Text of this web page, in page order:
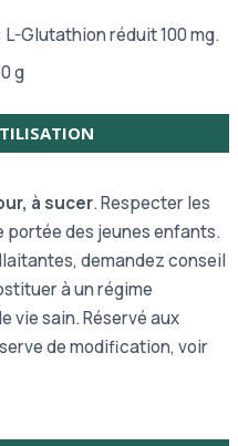
L-Glutathion réduit 100 mg.
g
à sucer. Respecter les
portée des jeunes enfants.
demandez conseil
à un régime
vie sain. Réservé aux
de modification, voir